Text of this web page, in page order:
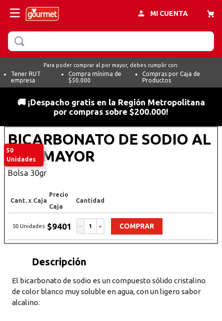
MI CUENTA
BUSCAR
Para poder comprar al por mayor, debes cumplir con:
Tener RUT
empresa
Compra mínima de
$50.000
Compras por Caja de
Productos
🚚 ¡Despacho gratis en la Región Metropolitana
por compras sobre $200.000!
50
Unidades
BICARBONATO DE SODIO AL
POR MAYOR
Bolsa 30gr
Cant. x Caja
Precio
Caja
Cantidad
50 Unidades $9401 ＋
－ COMPRAR
Descripción del producto
El bicarbonato de sodio es un compuesto sólido cristalino
de color blanco muy soluble en agua, con un ligero sabor
alcalino.
BUSCADOS